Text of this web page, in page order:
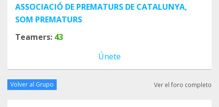
ASSOCIACIÓ DE PREMATURS DE CATALUNYA,
SOM PREMATURS
Teamers: 43
Únete
Volver al Grupo Ver el foro completo